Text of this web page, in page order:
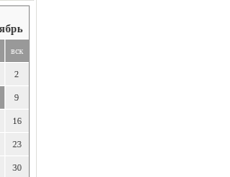
вск
2
9
16
23
30